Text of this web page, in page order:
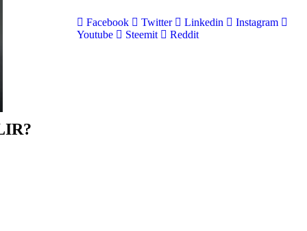
Facebook Twitter Linkedin
Instagram
Youtube
Steemit Reddit